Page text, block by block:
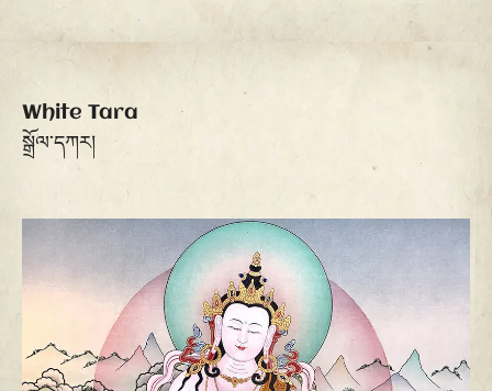
White Tara
སྒྲོལ་དཀར།